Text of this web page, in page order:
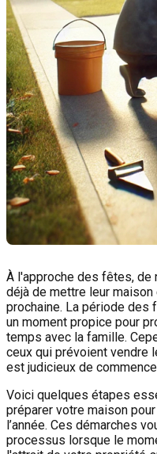
À l'approche des fêtes, de
déjà de mettre leur maison
prochaine. La période
un moment propice pour
temps avec la famille.
ceux qui prévoient vendre
est judicieux de
Voici quelques étapes
préparer votre maison
l’année. Ces démarches
processus lorsque le